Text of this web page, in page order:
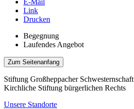
Link
Drucken
Begegnung
Laufendes Angebot
Zum Seitenanfang
Stiftung Großheppacher Schwesternschaft
Kirchliche Stiftung bürgerlichen Rechts
Unsere Standorte